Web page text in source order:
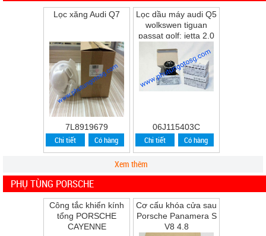
Lọc xăng Audi Q7
7L8919679
Chi tiết Có hàng
Lọc dầu máy audi Q5
wolkswen tiguan
passat golf; jetta 2.0
06J115403C
Chi tiết Có hàng
Xem thêm
PHỤ TÙNG PORSCHE
Công tắc khiển kính
tổng PORSCHE
CAYENNE
Cơ cấu khóa cửa sau
Porsche Panamera S
V8 4.8